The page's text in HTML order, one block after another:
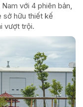
với 4 phiên bản,
sở hữu thiết kế
vượt trội.